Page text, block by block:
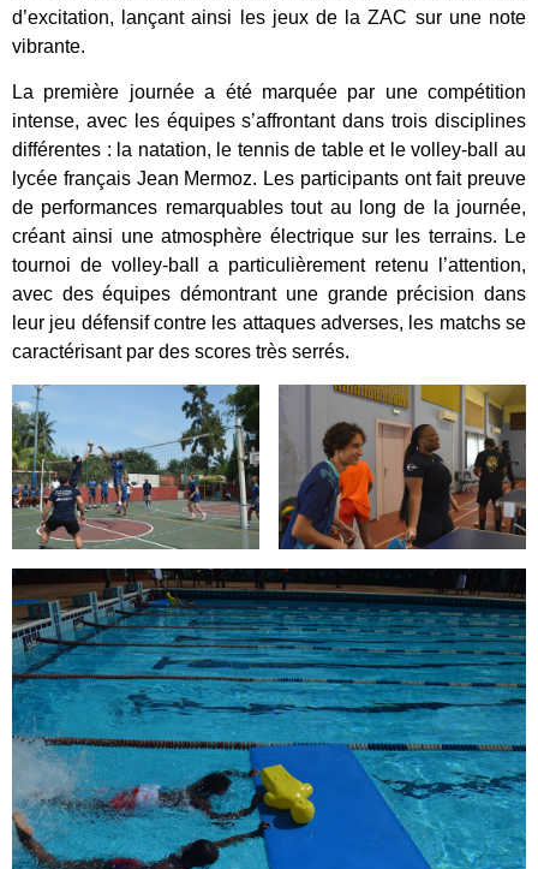
d’excitation, lançant ainsi les jeux de la ZAC sur une note
vibrante.
La première journée a été marquée par une compétition
intense, avec les équipes s’affrontant dans trois disciplines
différentes : la natation, le tennis de table et le volley-ball au
lycée français Jean Mermoz. Les participants ont fait preuve
de performances remarquables tout au long de la journée,
créant ainsi une atmosphère électrique sur les terrains. Le
tournoi de volley-ball a particulièrement retenu l’attention,
avec des équipes démontrant une grande précision dans
leur jeu défensif contre les attaques adverses, les matchs se
caractérisant par des scores très serrés.